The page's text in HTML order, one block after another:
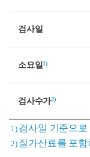
검사일
소요일1)
검사수가2)
1) 검사일 기준으
2) 질가산료를 포